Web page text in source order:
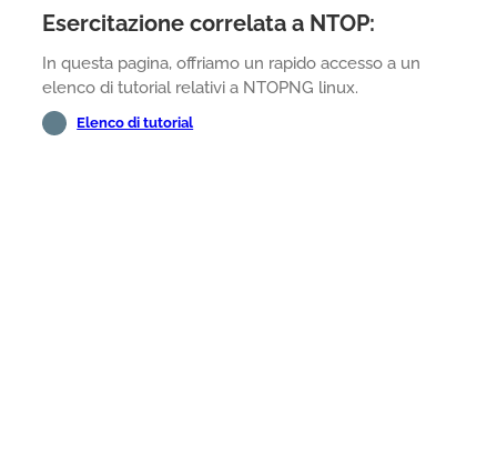
Esercitazione correlata a NTOP:
In questa pagina, offriamo un rapido accesso a un
elenco di tutorial relativi a NTOPNG linux.
Elenco di tutorial